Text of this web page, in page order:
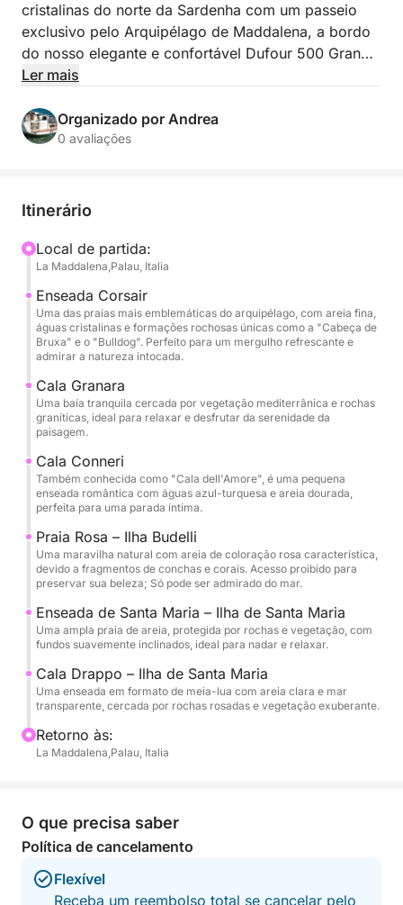
cristalinas do norte da Sardenha com um passeio
exclusivo pelo Arquipélago de Maddalena, a bordo
do nosso elegante e confortável Dufour 500 Grand
Large. Este veleiro de 15 metros combina espaço,
conforto necessário para um dia de puro
relaxamento e descoberta.
as ilhas mais icônicas do arquipélago. Navegaremos
tranquilas, Budelli, famosa pela extraordinária Praia
Rosa (visível do mar para preservar sua beleza
natural), e Santa Maria, com suas águas azul-
turquesa, perfeitas para um mergulho ou uma
parada para mergulho com snorkel.
Durante o dia, você pode aproveitar o sol no
convés, nadar em enseadas escondidas e, se
desejar, participar de manobras de vela para
aproveitar ao máximo a experiência náutica. A
bordo, você encontrará grandes espaços ao ar livre,
uma área para banho de sol, um confortável
refeitório e cabines para trocar de roupa ou
descansar.
A atividade é projetada para pequenos grupos, para
garantir uma atmosfera relaxada e pessoal. Ideal
para casais, famílias ou grupos de amigos que
desejam explorar uma das áreas mais bonitas do
Reserve seu lugar agora e navegue conosco para
um canto do paraíso!
Ler mais
Organizado por Andrea
0 avaliações
Itinerário
Local de partida:
La Maddalena,Palau, Italia
Enseada Corsair
Uma das praias mais emblemáticas do arquipélago, com areia fina,
águas cristalinas e formações rochosas únicas como a "Cabeça de
Bruxa" e o "Bulldog". Perfeito para um mergulho refrescante e
admirar a natureza intocada.
Cala Granara
Uma baía tranquila cercada por vegetação mediterrânica e rochas
graníticas, ideal para relaxar e desfrutar da serenidade da
paisagem.
Cala Conneri
Também conhecida como "Cala dell'Amore", é uma pequena
enseada romântica com águas azul-turquesa e areia dourada,
perfeita para uma parada íntima.
Praia Rosa – Ilha Budelli
Uma maravilha natural com areia de coloração rosa característica,
devido a fragmentos de conchas e corais. Acesso proibido para
preservar sua beleza; Só pode ser admirado do mar.
Enseada de Santa Maria – Ilha de Santa Maria
Uma ampla praia de areia, protegida por rochas e vegetação, com
fundos suavemente inclinados, ideal para nadar e relaxar.
Cala Drappo – Ilha de Santa Maria
Uma enseada em formato de meia-lua com areia clara e mar
transparente, cercada por rochas rosadas e vegetação exuberante.
Retorno às:
La Maddalena,Palau, Italia
O que precisa saber
Política de cancelamento
Flexível
Receba um reembolso total se cancelar pelo